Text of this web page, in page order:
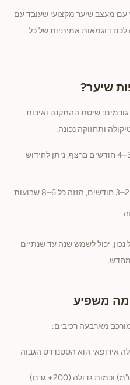
עם מעצב שיער מקצועי שעובד עם
דוגמאות אמיתיות של כל
שיער?
שיטת ההתקנה ואיכות
: 3–4 חודשים ברצף, ניתן לחידוש
נכון, יכול לשמש שנה עד שנתיים
מחדש.
מה משפיע
מארבעה רכיבים:
אירופאי הוא הסטנדרט הגבוה
— שיער ארוך (60+ ס"מ) וכמות גדולה (200+ גרם)